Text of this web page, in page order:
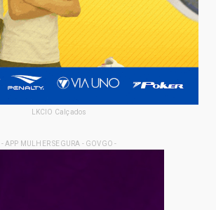
LKCIO Calçados
- APP MULHER SEGURA - GOVGO -